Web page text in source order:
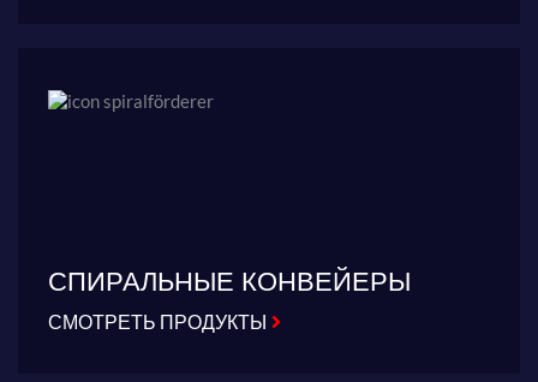
СПИРАЛЬНЫЕ КОНВЕЙЕРЫ
СМОТРЕТЬ ПРОДУКТЫ